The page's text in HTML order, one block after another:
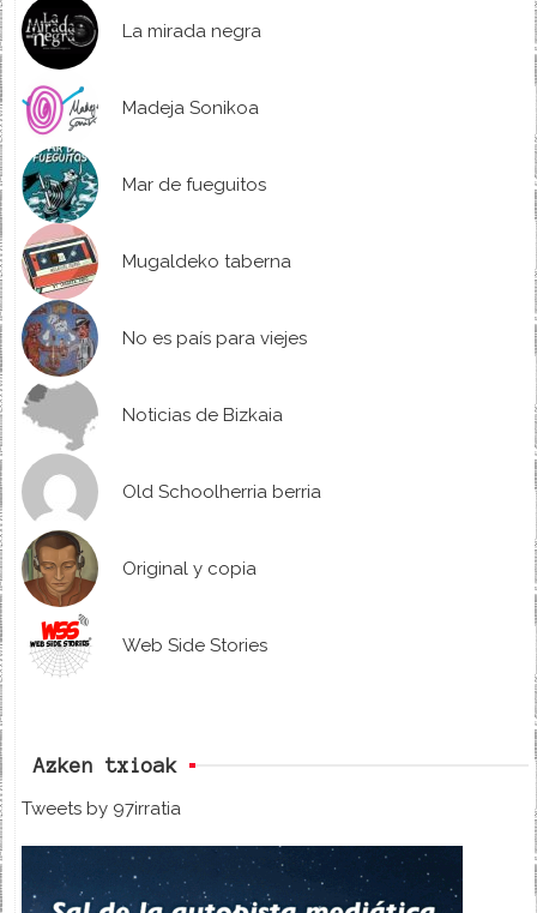
La mirada negra
Madeja Sonikoa
Mar de fueguitos
Mugaldeko taberna
No es país para viejes
Noticias de Bizkaia
Old Schoolherria berria
Original y copia
Web Side Stories
Azken txioak
Tweets by 97irratia